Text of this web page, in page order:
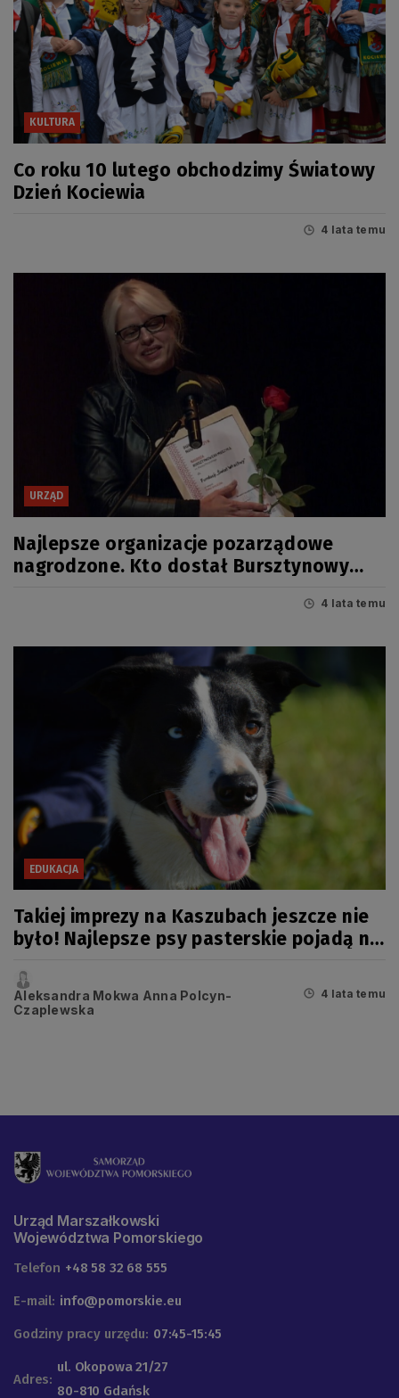
KULTURA
Co roku 10 lutego obchodzimy Światowy
Dzień Kociewia
4 lata temu
URZĄD
Najlepsze organizacje pozarządowe
nagrodzone. Kto dostał Bursztynowy
4 lata temu
EDUKACJA
Takiej imprezy na Kaszubach jeszcze nie
było! Najlepsze psy pasterskie pojadą na
Aleksandra Mokwa Anna Polcyn-
Czaplewska
4 lata temu
Urząd Marszałkowski
Województwa Pomorskiego
Telefon +48 58 32 68 555
E-mail: info@pomorskie.eu
Godziny pracy urzędu: 07:45-15:45
Adres:
ul. Okopowa 21/27
80-810 Gdańsk